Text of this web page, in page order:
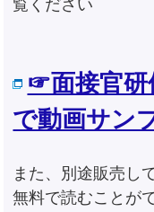
覧ください
☞面接官研
で動画サン
また、別途販売し
無料で読むことが